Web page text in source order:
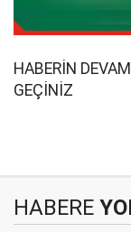
HABERİN
GEÇİNİZ
HABERE